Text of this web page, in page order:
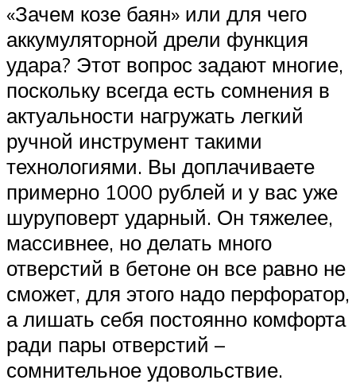
«Зачем козе баян» или для чего
аккумуляторной дрели функция
удара? Этот вопрос задают многие,
поскольку всегда есть сомнения в
актуальности нагружать легкий
ручной инструмент такими
технологиями. Вы доплачиваете
примерно 1000 рублей и у вас уже
шуруповерт ударный. Он тяжелее,
массивнее, но делать много
отверстий в бетоне он все равно не
сможет, для этого надо перфоратор,
а лишать себя постоянно комфорта
ради пары отверстий –
сомнительное удовольствие.